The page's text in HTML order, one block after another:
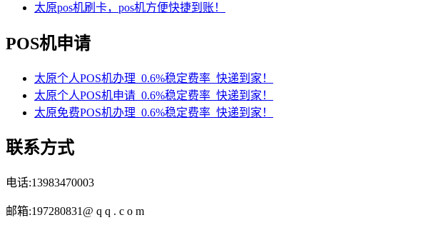
太原pos机刷卡，pos机方便快捷到账！
POS机申请
太原个人POS机办理_0.6%稳定费率_快递到家！
太原个人POS机申请_0.6%稳定费率_快递到家！
太原免费POS机办理_0.6%稳定费率_快递到家！
联系方式
电话:13983470003
邮箱:197280831@ q q . c o m